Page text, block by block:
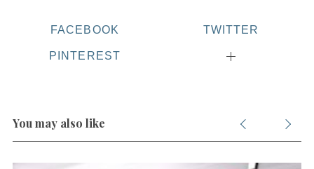
FACEBOOK TWITTER
PINTEREST
You may also like